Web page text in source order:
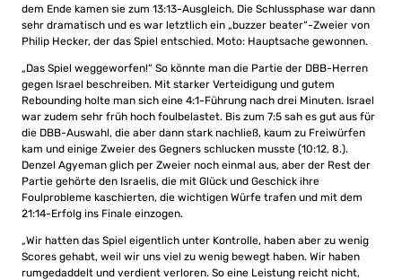
dem Ende kamen sie zum 13:13-Ausgleich. Die Schlussphase war dann
sehr dramatisch und es war letztlich ein „buzzer beater“-Zweier von
Philip Hecker, der das Spiel entschied. Moto: Hauptsache gewonnen.
„Das Spiel weggeworfen!“ So könnte man die Partie der DBB-Herren
gegen Israel beschreiben. Mit starker Verteidigung und gutem
Rebounding holte man sich eine 4:1-Führung nach drei Minuten. Israel
war zudem sehr früh hoch foulbelastet. Bis zum 7:5 sah es gut aus für
die DBB-Auswahl, die aber dann stark nachließ, kaum zu Freiwürfen
kam und einige Zweier des Gegners schlucken musste (10:12, 8.).
Denzel Agyeman glich per Zweier noch einmal aus, aber der Rest der
Partie gehörte den Israelis, die mit Glück und Geschick ihre
Foulprobleme kaschierten, die wichtigen Würfe trafen und mit dem
21:14-Erfolg ins Finale einzogen.
„Wir hatten das Spiel eigentlich unter Kontrolle, haben aber zu wenig
Scores gehabt, weil wir uns viel zu wenig bewegt haben. Wir haben
rumgedaddelt und verdient verloren. So eine Leistung reicht nicht,